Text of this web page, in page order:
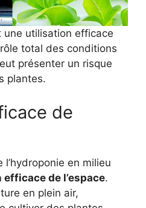
une utilisation efficace
total des conditions
présenter un risque
plantes.
de
l’hydroponie en milieu
de l’espace.
en plein air,